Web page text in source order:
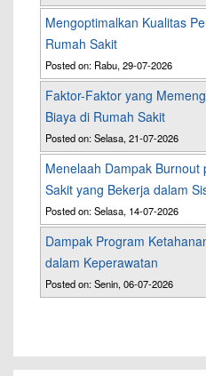
Mengoptimalkan Kualitas
Rumah Sakit
Posted on: Rabu, 29-07-2026
Faktor-Faktor yang
Biaya di Rumah Sakit
Posted on: Selasa, 21-07-2026
Menelaah Dampak Burnout
Sakit yang Bekerja dalam
Posted on: Selasa, 14-07-2026
Dampak Program
dalam Keperawatan
Posted on: Senin, 06-07-2026